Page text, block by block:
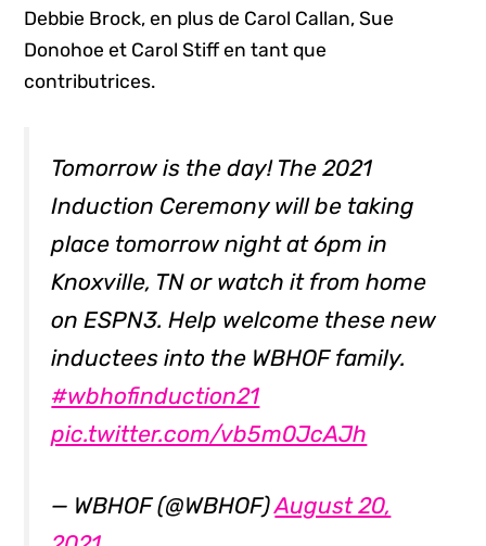
Debbie Brock, en plus de Carol Callan, Sue
Donohoe et Carol Stiff en tant que
contributrices.
Tomorrow is the day! The 2021
Induction Ceremony will be taking
place tomorrow night at 6pm in
Knoxville, TN or watch it from home
on ESPN3. Help welcome these new
inductees into the WBHOF family.
#wbhofinduction21
pic.twitter.com/vb5m0JcAJh
— WBHOF (@WBHOF)August 20,